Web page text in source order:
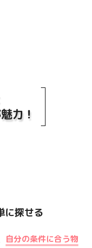
力！
に探せる
自分の条件に合う物